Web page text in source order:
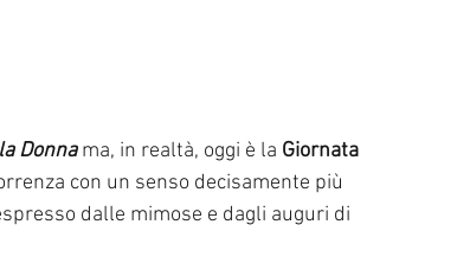
Donna ma, in realtà, oggi è la Giornata
con un senso decisamente più
dalle mimose e dagli auguri di